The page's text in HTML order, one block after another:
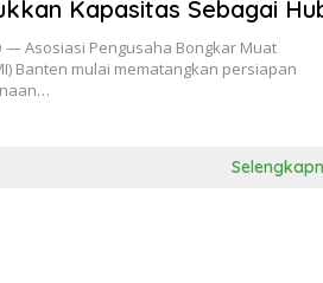
Kapasitas Sebagai
— Asosiasi Pengusaha Bongkar Muat
Banten mulai mematangkan persiapan